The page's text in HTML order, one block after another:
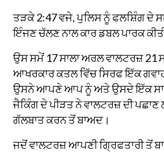
ਤੜਕੇ 2:47 ਵਜੇ, ਪੁਲਿਸ ਨੂੰ ਫਲਸ਼ਿੰਗ ਦੇ
ਇੰਜਣ ਚੱਲਣ ਨਾਲ ਕਾਰ ਡਬਲ ਪਾਰਕ
ਉਸ ਸਮੇਂ 17 ਸਾਲਾ ਅਰਲ ਵਾਲਟਰਜ਼ 21
ਆਖਰਕਾਰ ਕਤਲ ਵਿੱਚ ਸਿਰਫ ਇੱਕ
ਉਸਨੇ ਆਪਣੇ ਆਪ ਨੂੰ ਅਤੇ ਉਸਦੇ ਇੱਕ
ਜੈਕਿੰਗ ਦੇ ਪੀੜਤ ਨੇ ਵਾਲਟਰਜ਼ ਦੀ ਪਛਾਣ
ਗੱਲਬਾਤ ਕਰਨ ਤੋਂ ਬਾਅਦ।
ਜਦੋਂ ਵਾਲਟਰਜ਼ ਆਪਣੀ ਗ੍ਰਿਫਤਾਰੀ ਤੋਂ